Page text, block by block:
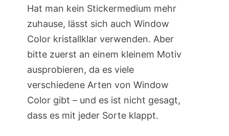
Hat man kein Stickermedium mehr
zuhause, lässt sich auch Window
Color kristallklar verwenden. Aber
bitte zuerst an einem kleinem Motiv
ausprobieren, da es viele
verschiedene Arten von Window
Color gibt – und es ist nicht gesagt,
dass es mit jeder Sorte klappt.